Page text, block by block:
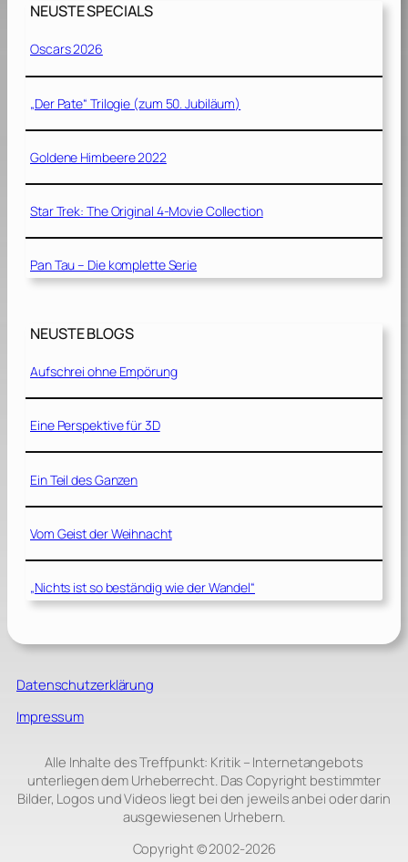
NEUSTE SPECIALS
Oscars 2026
„Der Pate“ Trilogie (zum 50. Jubiläum)
Goldene Himbeere 2022
Star Trek: The Original 4-Movie Collection
Pan Tau – Die komplette Serie
NEUSTE BLOGS
Aufschrei ohne Empörung
Eine Perspektive für 3D
Ein Teil des Ganzen
Vom Geist der Weihnacht
„Nichts ist so beständig wie der Wandel“
Datenschutzerklärung
Impressum
Alle Inhalte des Treffpunkt: Kritik – Internetangebots
unterliegen dem Urheberrecht. Das Copyright bestimmter
Bilder, Logos und Videos liegt bei den jeweils anbei oder darin
ausgewiesenen Urhebern.
Copyright © 2002‑2026